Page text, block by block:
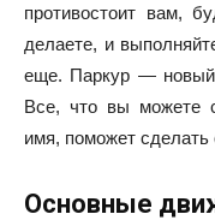
противостоит вам,
делаете, и
еще. Паркур —
Все, что вы можете
имя, поможет
Основные